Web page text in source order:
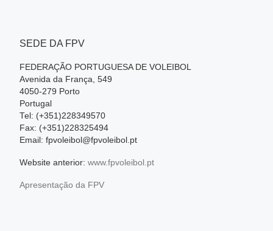
SEDE DA FPV
FEDERAÇÃO PORTUGUESA DE VOLEIBOL
Avenida da França, 549
4050-279 Porto
Portugal
Tel: (+351)228349570
Fax: (+351)228325494
Email: fpvoleibol@fpvoleibol.pt
Website anterior: www.fpvoleibol.pt
Apresentação da FPV